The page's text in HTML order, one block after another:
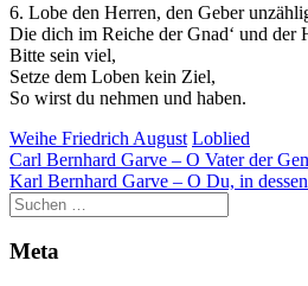
6. Lobe den Herren, den Geber
Die dich im Reiche der Gnad‘ und der
Bitte sein viel,
Setze dem Loben kein Ziel,
So wirst du nehmen und haben.
Weihe Friedrich August Loblied
Beitragsnavigation
Carl Bernhard Garve – O Vater der
Karl Bernhard Garve – O Du, in
Meta